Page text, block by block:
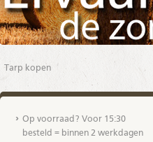
Tarp kopen
Op voorraad? Voor 15:30
besteld = binnen 2 werkdagen